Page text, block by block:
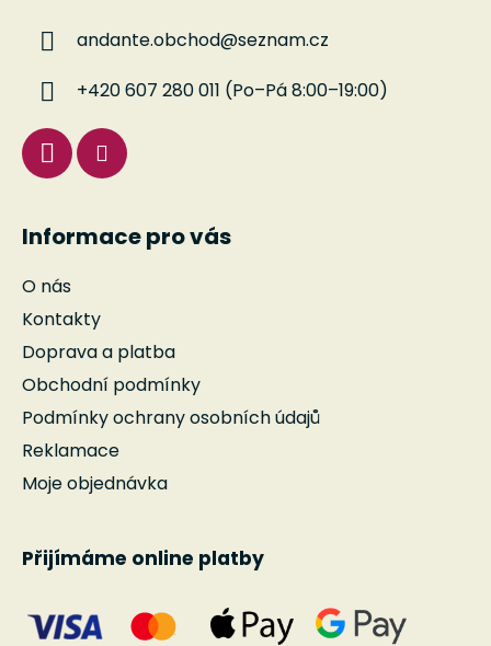
andante.obchod@seznam.cz
+420 607 280 011 (Po–Pá 8:00–19:00)
Informace pro vás
O nás
Kontakty
Doprava a platba
Obchodní podmínky
Podmínky ochrany osobních údajů
Reklamace
Moje objednávka
Přijímáme online platby